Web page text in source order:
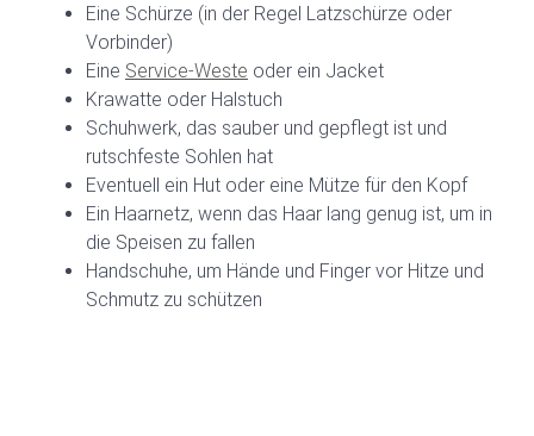
Eine Schürze (in der Regel Latzschürze oder
Vorbinder)
Eine Service-Weste oder ein Jacket
Krawatte oder Halstuch
Schuhwerk, das sauber und gepflegt ist und
rutschfeste Sohlen hat
Eventuell ein Hut oder eine Mütze für den Kopf
Ein Haarnetz, wenn das Haar lang genug ist, um in
die Speisen zu fallen
Handschuhe, um Hände und Finger vor Hitze und
Schmutz zu schützen